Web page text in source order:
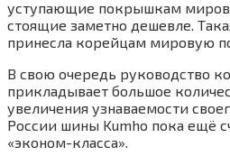
уступающие покрышкам
стоящие заметно дешевле.
принесла корейцам мировую
В свою очередь руководство
прикладывает большое
увеличения узнаваемости
России шины Kumho пока ещё
«эконом-класса».